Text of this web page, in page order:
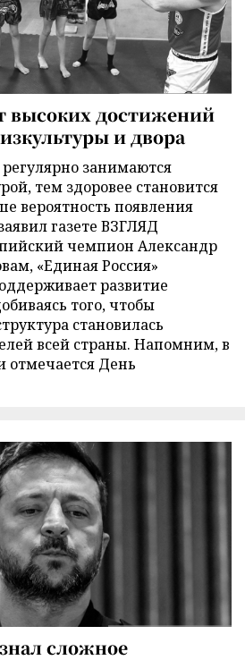
высоких достижений
и двора
занимаются
тем здоровее становится
вероятность появления
газете ВЗГЛЯД
чемпион Александр
«Единая Россия»
развитие
того, чтобы
становилась
всей страны. Напомним, в
отмечается День
сложное